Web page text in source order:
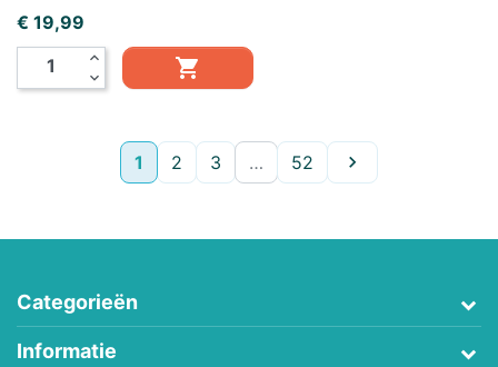
Prijs
€ 19,99
expand_less
expand_more

1 2 3 … 52 Volgende

Categorieën
Informatie